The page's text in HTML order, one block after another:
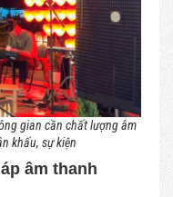
gian cần chất lượng âm
khấu, sự kiện
âm thanh